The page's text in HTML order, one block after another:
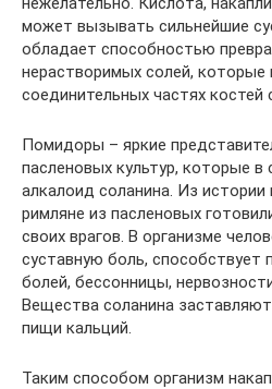
может вызывать сильнейшие
обладает способностью
нерастворимых солей, которые
соединительных частях костей
Помидоры – яркие
пасленовых культур, которые
алкалоид соланина. Из истории
римляне из пасленовых
своих врагов. В организме
суставную боль, способствует
болей, бессонницы,
Вещества соланина
пищи кальций.
Таким способом организм